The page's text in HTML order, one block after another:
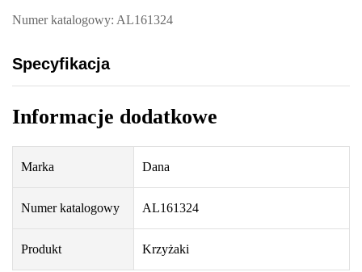
Numer katalogowy: AL161324
Specyfikacja
Informacje dodatkowe
Marka Dana
Numer katalogowy AL161324
Produkt Krzyżaki